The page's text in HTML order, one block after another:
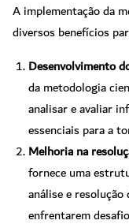
A implementação da
diversos benefícios
Desenvolvimento
da metodologia
analisar e avaliar
essenciais para a
Melhoria na
fornece uma
análise e
enfrentarem